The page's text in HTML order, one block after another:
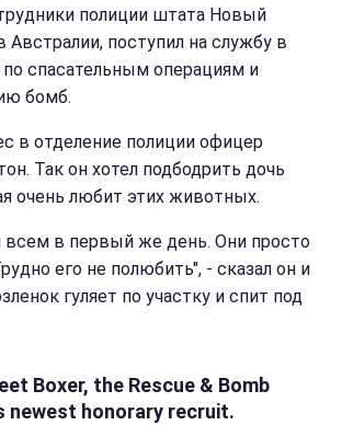
полиции штата Новый
поступил на службу в
по спасательным операциям и
бомб.
в отделение полиции офицер
Так он хотел подбодрить дочь
очень любит этих животных.
всем в первый же день. Они просто
его не полюбить", - сказал он и
гуляет по участку и спит под
Boxer, the Rescue & Bomb
newest honorary recruit.